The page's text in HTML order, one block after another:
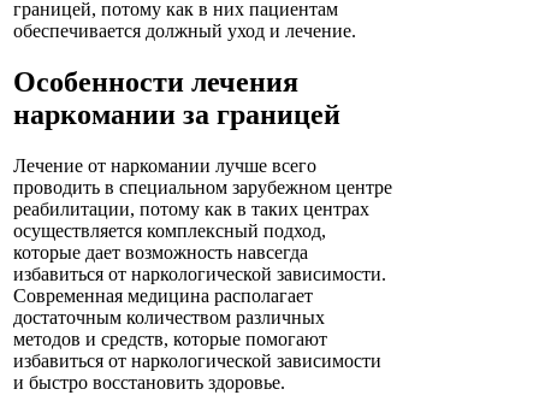
границей, потому как в них пациентам
обеспечивается должный уход и лечение.
Особенности лечения
наркомании за границей
Лечение от наркомании лучше всего
проводить в специальном зарубежном центре
реабилитации, потому как в таких центрах
осуществляется комплексный подход,
которые дает возможность навсегда
избавиться от наркологической зависимости.
Современная медицина располагает
достаточным количеством различных
методов и средств, которые помогают
избавиться от наркологической зависимости
и быстро восстановить здоровье.